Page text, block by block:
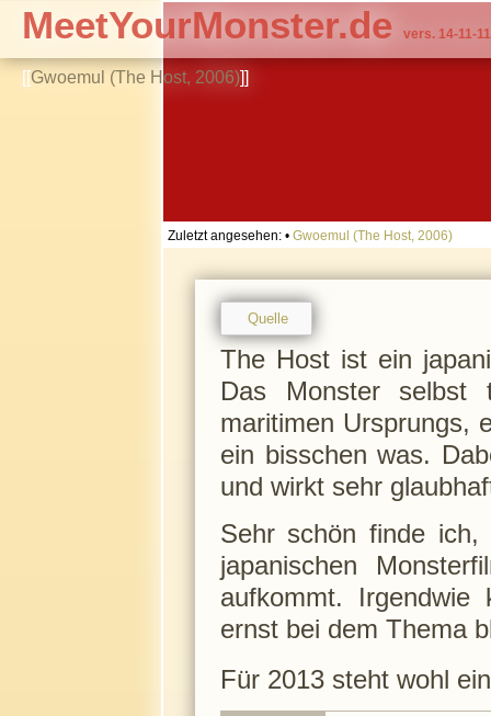
[[Gwoemul (The Host, 2006)]]
MeetYourMonster.de vers. 14-11-11
Zuletzt angesehen: • Gwoemul (The Host, 2006)
Quelle
The Host ist ein
Das Monster
maritimen Ursprungs,
ein bisschen was.
und wirkt sehr
Sehr schön finde
japanischen
aufkommt.
ernst bei dem Thema
Für 2013 steht wohl